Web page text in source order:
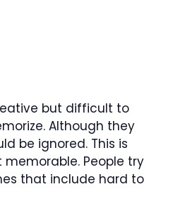
but difficult to
Although they
be ignored. This is
memorable. People try
that include hard to